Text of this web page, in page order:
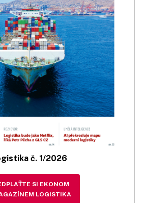
č. 1/2026
SI EKONOM
LOGISTIKA